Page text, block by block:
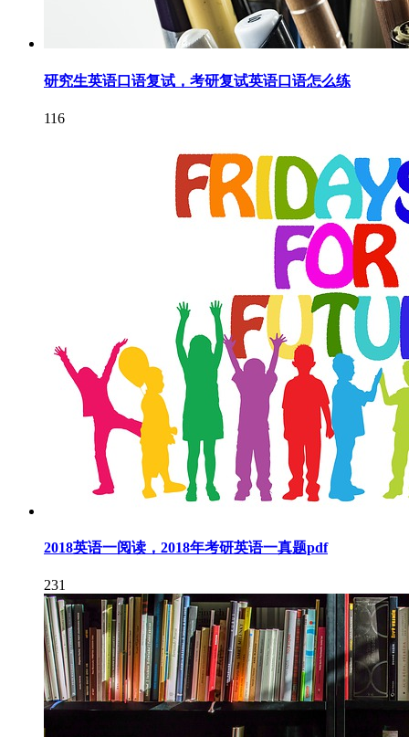
研究生英语口语复试，考研复试英语口语怎么练
116
2018英语一阅读，2018年考研英语一真题pdf
231